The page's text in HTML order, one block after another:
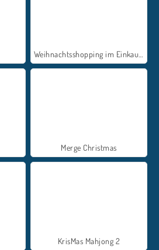
Weihnachtsshopping im Einkaufszentrum
Merge Christmas
KrisMas Mahjong 2